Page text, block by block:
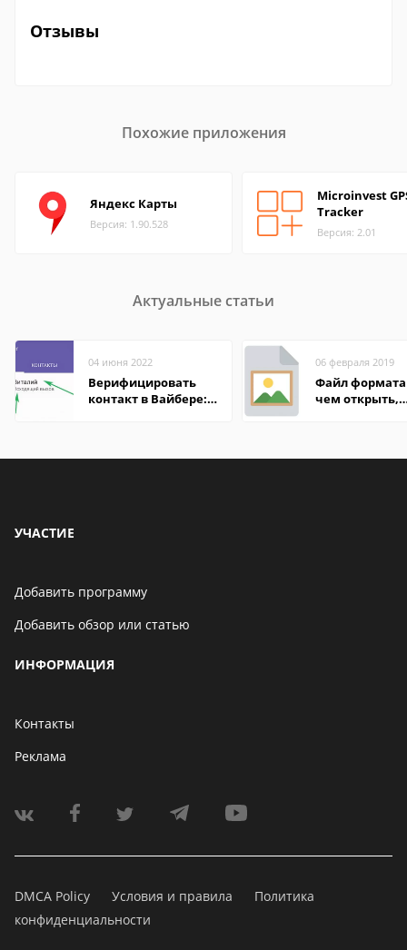
Отзывы
Похожие приложения
Яндекс Карты
Версия: 1.90.528
Microinvest
Tracker
Версия: 2.01
Актуальные статьи
04 июня 2022
Верифицировать
контакт в Вайбере:
06 февраля 2019
Файл формата
чем открыть,
УЧАСТИЕ
Добавить программу
Добавить обзор или статью
ИНФОРМАЦИЯ
Контакты
Реклама
DMCA Policy Условия и правила
Политика
конфиденциальности